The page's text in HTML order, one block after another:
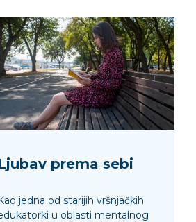
prema sebi
jedna od starijih vršnjačkih
u oblasti mentalnog